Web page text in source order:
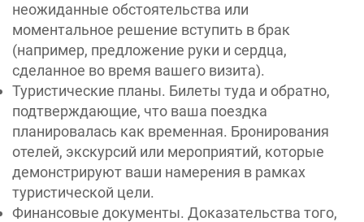
неожиданные обстоятельства или
моментальное решение вступить в брак
(например, предложение руки и сердца,
сделанное во время вашего визита).
Туристические планы. Билеты туда и обратно,
подтверждающие, что ваша поездка
планировалась как временная. Бронирования
отелей, экскурсий или мероприятий, которые
демонстрируют ваши намерения в рамках
туристической цели.
Финансовые документы. Доказательства того,